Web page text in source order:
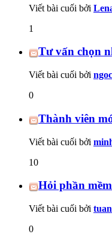
Viết bài cuối bởi
1
Tư vấn chọn
Viết bài cuối bởi
0
Thành viên
Viết bài cuối bởi
10
Hỏi phần
Viết bài cuối bởi
0